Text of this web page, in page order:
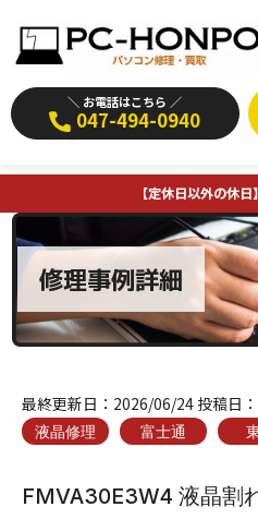
＼ お電話はこちら ／
047-494-0940
【定休日以外の休
修理事例詳細
最終更新日： 2026/06/24 投稿日：
液晶修理 富士通
FMVA30E3W4 液晶割